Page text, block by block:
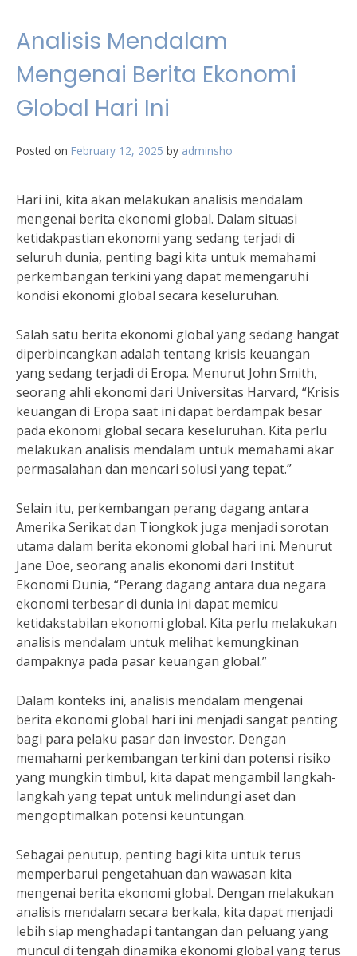
Analisis Mendalam
Mengenai Berita Ekonomi
Global Hari Ini
Posted on February 12, 2025 by adminsho
Hari ini, kita akan melakukan analisis mendalam
mengenai berita ekonomi global. Dalam situasi
ketidakpastian ekonomi yang sedang terjadi di
seluruh dunia, penting bagi kita untuk memahami
perkembangan terkini yang dapat memengaruhi
kondisi ekonomi global secara keseluruhan.
Salah satu berita ekonomi global yang sedang hangat
diperbincangkan adalah tentang krisis keuangan
yang sedang terjadi di Eropa. Menurut John Smith,
seorang ahli ekonomi dari Universitas Harvard, “Krisis
keuangan di Eropa saat ini dapat berdampak besar
pada ekonomi global secara keseluruhan. Kita perlu
melakukan analisis mendalam untuk memahami akar
permasalahan dan mencari solusi yang tepat.”
Selain itu, perkembangan perang dagang antara
Amerika Serikat dan Tiongkok juga menjadi sorotan
utama dalam berita ekonomi global hari ini. Menurut
Jane Doe, seorang analis ekonomi dari Institut
Ekonomi Dunia, “Perang dagang antara dua negara
ekonomi terbesar di dunia ini dapat memicu
ketidakstabilan ekonomi global. Kita perlu melakukan
analisis mendalam untuk melihat kemungkinan
dampaknya pada pasar keuangan global.”
Dalam konteks ini, analisis mendalam mengenai
berita ekonomi global hari ini menjadi sangat penting
bagi para pelaku pasar dan investor. Dengan
memahami perkembangan terkini dan potensi risiko
yang mungkin timbul, kita dapat mengambil langkah-
langkah yang tepat untuk melindungi aset dan
mengoptimalkan potensi keuntungan.
Sebagai penutup, penting bagi kita untuk terus
memperbarui pengetahuan dan wawasan kita
mengenai berita ekonomi global. Dengan melakukan
analisis mendalam secara berkala, kita dapat menjadi
lebih siap menghadapi tantangan dan peluang yang
muncul di tengah dinamika ekonomi global yang terus